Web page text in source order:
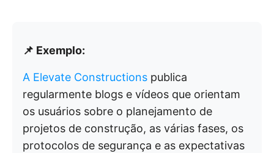
📌 Exemplo:
A Elevate Constructions publica
regularmente blogs e vídeos que orientam
os usuários sobre o planejamento de
projetos de construção, as várias fases, os
protocolos de segurança e as expectativas